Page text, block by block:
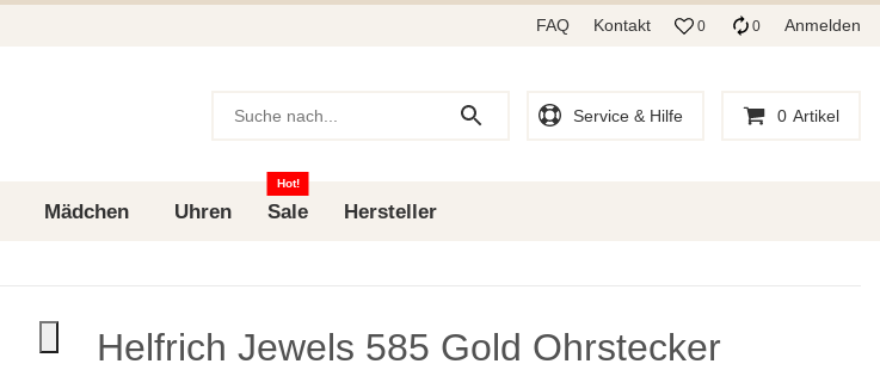
FAQ Kontakt 0 0 Anmelden
Service & Hilfe 0 Artikel
Mädchen Uhren Sale
Hot!
Hersteller
Helfrich Jewels 585 Gold Ohrstecker